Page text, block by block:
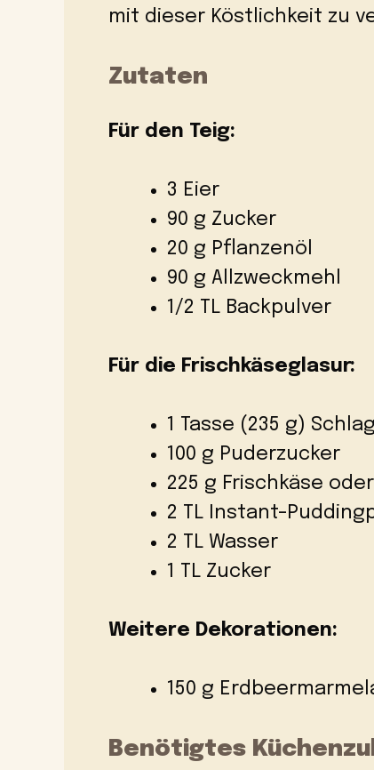
mit dieser Köstlichkeit zu
Zutaten
Für den Teig:
3 Eier
90 g Zucker
20 g Pflanzenöl
90 g Allzweckmehl
1/2 TL Backpulver
Für die Frischkäseglasur:
1 Tasse (235 g)
100 g Puderzucker
225 g Frischkäse
2 TL Instant-
2 TL Wasser
1 TL Zucker
Weitere Dekorationen:
150 g
Benötigtes